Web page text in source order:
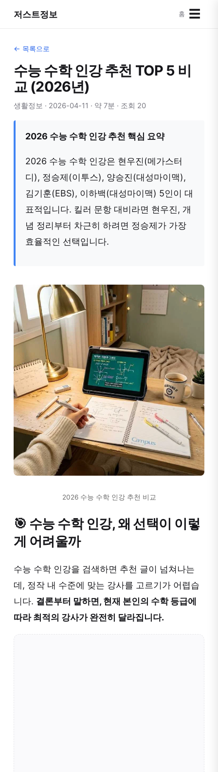
저스트정보 홈 ☰
← 목록으로
수능 수학 인강 추천 TOP 5 비
교 (2026년)
생활정보 · 2026-04-11 · 약 7분 · 조회 20
2026 수능 수학 인강 추천 핵심 요약
2026 수능 수학 인강은 현우진(메가스터
디), 정승제(이투스), 양승진(대성마이맥),
김기훈(EBS), 이하백(대성마이맥) 5인이 대
표적입니다. 킬러 문항 대비라면 현우진, 개
념 정리부터 차근히 하려면 정승제가 가장
효율적인 선택입니다.
2026 수능 수학 인강 추천 비교
🎯 수능 수학 인강, 왜 선택이 이렇
게 어려울까
수능 수학 인강을 검색하면 추천 글이 넘쳐나는
데, 정작 내 수준에 맞는 강사를 고르기가 어렵습
니다. 결론부터 말하면, 현재 본인의 수학 등급에
따라 최적의 강사가 완전히 달라집니다.